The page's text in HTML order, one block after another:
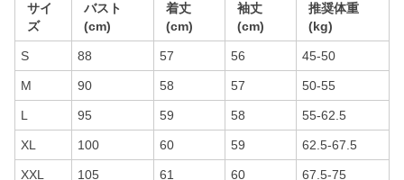
サイ
ズ
バスト
(cm)
着丈
(cm)
袖丈
(cm)
推奨体重
(kg)
S 88 57 56 45-50
M 90 58 57 50-55
L 95 59 58 55-62.5
XL 100 60 59 62.5-67.5
XXL 105 61 60 67.5-75